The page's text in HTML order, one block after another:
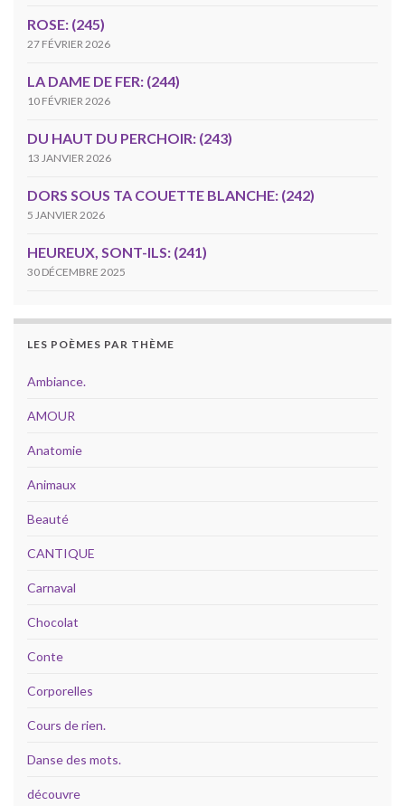
ROSE: (245)
27 FÉVRIER 2026
LA DAME DE FER: (244)
10 FÉVRIER 2026
DU HAUT DU PERCHOIR: (243)
13 JANVIER 2026
DORS SOUS TA COUETTE BLANCHE: (242)
5 JANVIER 2026
HEUREUX, SONT-ILS: (241)
30 DÉCEMBRE 2025
LES POÈMES PAR THÈME
Ambiance.
AMOUR
Anatomie
Animaux
Beauté
CANTIQUE
Carnaval
Chocolat
Conte
Corporelles
Cours de rien.
Danse des mots.
découvre